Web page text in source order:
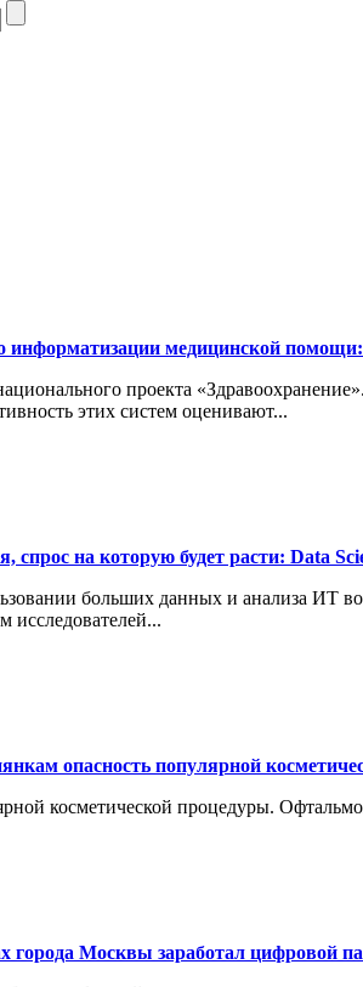
информатизации медицинской
проекта
этих систем оценивают...
спрос на которую будет расти: Data
больших данных и анализа ИТ
исследователей...
опасность популярной
косметической процедуры.
города Москвы заработал цифровой